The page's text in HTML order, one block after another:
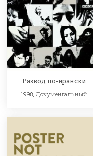
Развод по-ирански
1998,Документальный